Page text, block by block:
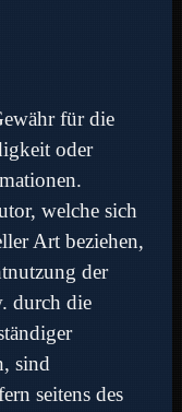
für die
oder
welche sich
Art beziehen,
der
durch die
sind
seitens des